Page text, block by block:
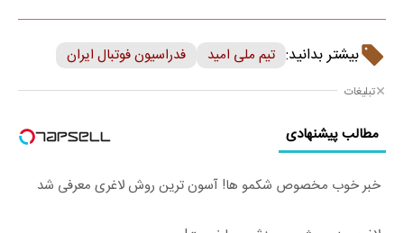
بیشتر بدانید: تیم ملی امید فدراسیون فوتبال ایران
تبلیغات
مطالب پیشنهادی
خبر خوب مخصوص شکمو ها! آسون ترین روش لاغری معرفی شد